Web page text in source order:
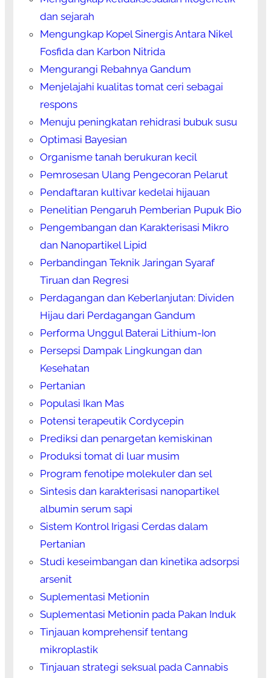
dan sejarah
Mengungkap Kopel Sinergis Antara Nikel
Fosfida dan Karbon Nitrida
Mengurangi Rebahnya Gandum
Menjelajahi kualitas tomat ceri sebagai
respons
Menuju peningkatan rehidrasi bubuk susu
Optimasi Bayesian
Organisme tanah berukuran kecil
Pemrosesan Ulang Pengecoran Pelarut
Pendaftaran kultivar kedelai hijauan
Penelitian Pengaruh Pemberian Pupuk Bio
Pengembangan dan Karakterisasi Mikro
dan Nanopartikel Lipid
Perbandingan Teknik Jaringan Syaraf
Tiruan dan Regresi
Perdagangan dan Keberlanjutan: Dividen
Hijau dari Perdagangan Gandum
Performa Unggul Baterai Lithium-Ion
Persepsi Dampak Lingkungan dan
Kesehatan
Pertanian
Populasi Ikan Mas
Potensi terapeutik Cordycepin
Prediksi dan penargetan kemiskinan
Produksi tomat di luar musim
Program fenotipe molekuler dan sel
Sintesis dan karakterisasi nanopartikel
albumin serum sapi
Sistem Kontrol Irigasi Cerdas dalam
Pertanian
Studi keseimbangan dan kinetika adsorpsi
arsenit
Suplementasi Metionin
Suplementasi Metionin pada Pakan Induk
Tinjauan komprehensif tentang
mikroplastik
Tinjauan strategi seksual pada Cannabis